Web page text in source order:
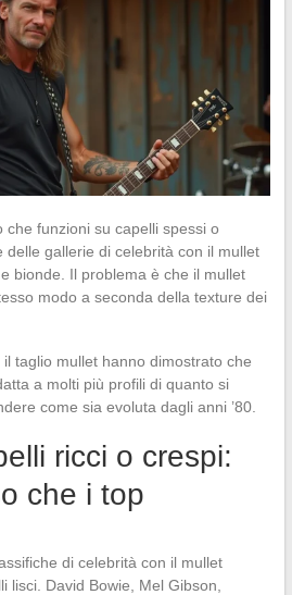
funzioni su capelli spessi o
gallerie di celebrità con il mullet
bionde. Il problema è che il mullet
modo a seconda della texture dei
taglio mullet hanno dimostrato che
a molti più profili di quanto si
come sia evoluta dagli anni ’80.
ricci o crespi:
che i top
di celebrità con il mullet
lisci. David Bowie, Mel Gibson,